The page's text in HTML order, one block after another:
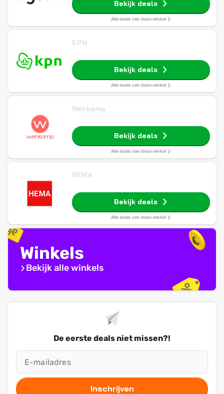
Bekijk deals
Alle deals van deze winkel
KPN
Bekijk deals
Alle deals van deze winkel
Wehkamp
Bekijk deals
Alle deals van deze winkel
HEMA
Bekijk deals
Alle deals van deze winkel
Winkels
Bekijk alle winkels
De eerste deals niet missen?!
Inschrijven